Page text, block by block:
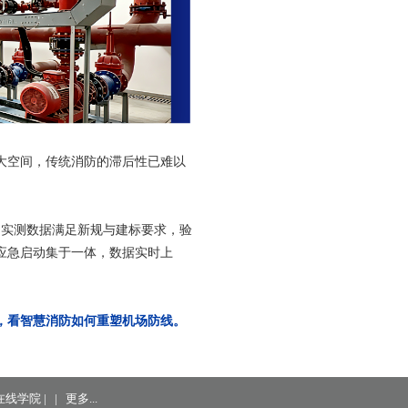
空间，传统消防的滞后性已难以
测数据满足新规与建标要求，验
急启动集于一体，数据实时上
看智慧消防如何重塑机场防线。
线学院| | 更多...